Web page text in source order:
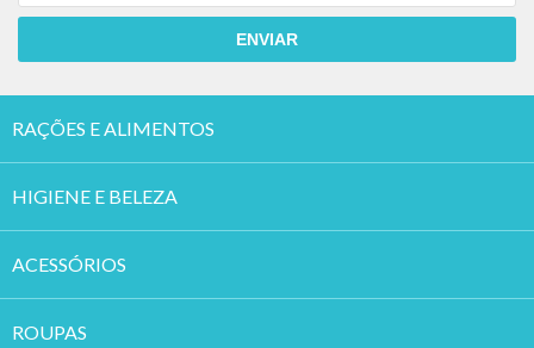
ENVIAR
RAÇÕES E ALIMENTOS
HIGIENE E BELEZA
ACESSÓRIOS
ROUPAS